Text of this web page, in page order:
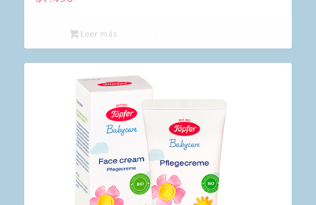
Leer más